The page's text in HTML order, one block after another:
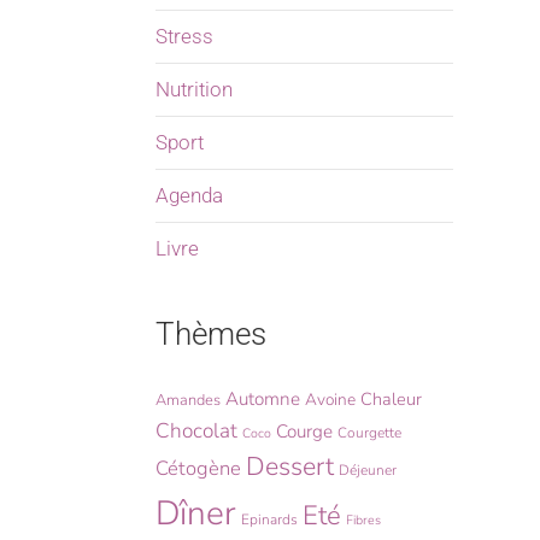
Stress
Nutrition
Sport
Agenda
Livre
Thèmes
Amandes Automne Avoine Chaleur
Chocolat Coco Courge Courgette
Cétogène Dessert Déjeuner
Dîner Epinards Eté Fibres